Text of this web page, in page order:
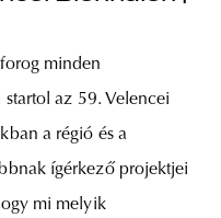
minden
az 59. Velencei
a régió és a
ígérkező projektjei
mi melyik